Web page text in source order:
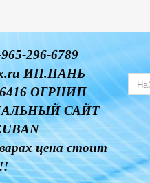
296-6789
ИП.ПАНЬ
ОГРНИП
САЙТ
цена стоит